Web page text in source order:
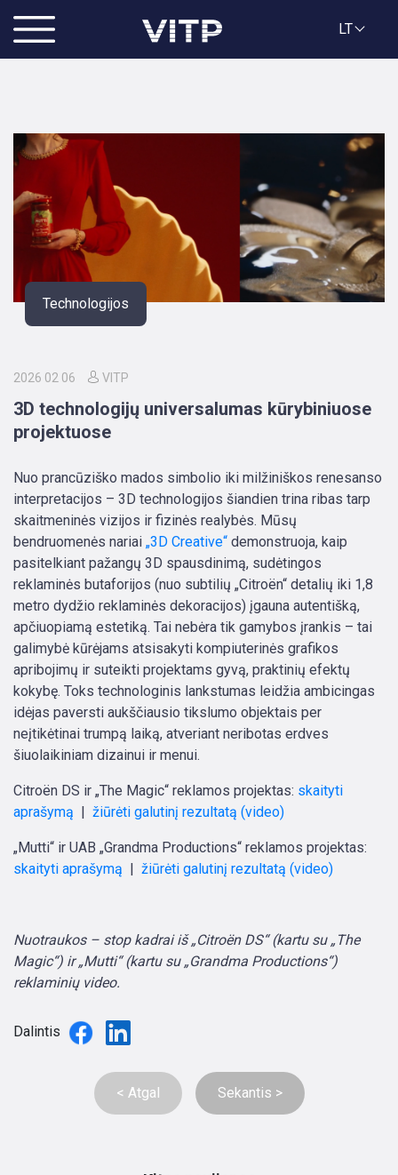
LT
Technologijos
2026 02 06 VITP
3D technologijų universalumas kūrybiniuose
projektuose
Nuo prancūziško mados simbolio iki milžiniškos renesanso
interpretacijos – 3D technologijos šiandien trina ribas tarp
skaitmeninės vizijos ir fizinės realybės. Mūsų
bendruomenės nariai „3D Creative“ demonstruoja, kaip
pasitelkiant pažangų 3D spausdinimą, sudėtingos
reklaminės butaforijos (nuo subtilių „Citroën“ detalių iki 1,8
metro dydžio reklaminės dekoracijos) įgauna autentišką,
apčiuopiamą estetiką. Tai nebėra tik gamybos įrankis – tai
galimybė kūrėjams atsisakyti kompiuterinės grafikos
apribojimų ir suteikti projektams gyvą, praktinių efektų
kokybę. Toks technologinis lankstumas leidžia ambicingas
idėjas paversti aukščiausio tikslumo objektais per
neįtikėtinai trumpą laiką, atveriant neribotas erdves
šiuolaikiniam dizainui ir menui.
Citroën DS ir „The Magic“ reklamos projektas: skaityti
aprašymą
žiūrėti galutinį rezultatą (video)
„Mutti“ ir UAB „Grandma Productions“ reklamos projektas:
skaityti aprašymą
žiūrėti galutinį rezultatą (video)
Nuotraukos – stop kadrai iš „Citroën DS“ (kartu su „The
Magic“) ir „Mutti“ (kartu su „Grandma Productions“)
reklaminių video.
Dalintis
< Atgal Sekantis >